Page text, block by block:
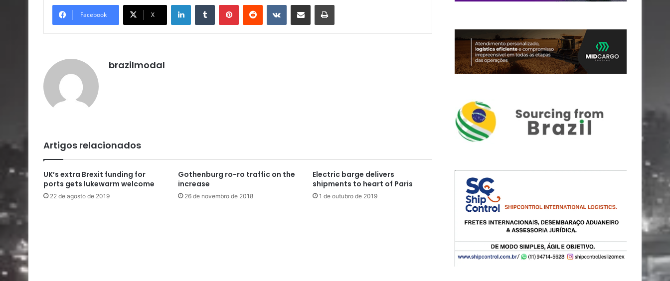
Facebook X
LinkedinTumblr PinterestReddit VK Compartilhar via e-mail Imprimir
brazilmodal
Artigos relacionados
UK’s extra Brexit funding for
ports gets lukewarm welcome
22 de agosto de 2019
Gothenburg ro-ro traffic on the
increase
26 de novembro de 2018
Electric barge delivers
shipments to heart of Paris
1 de outubro de 2019